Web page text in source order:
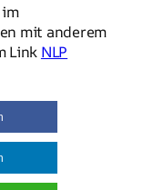
mit anderem
Link NLP